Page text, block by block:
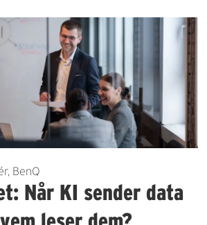
BenQ
Når KI sender data